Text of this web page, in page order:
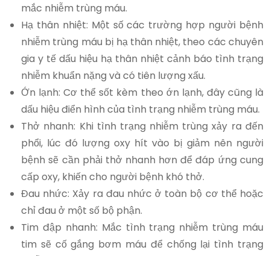
mắc nhiễm trùng máu.
Hạ thân nhiệt: Một số các trường hợp người bệnh
nhiễm trùng máu bị hạ thân nhiệt, theo các chuyên
gia y tế dấu hiệu hạ thân nhiệt cảnh báo tình trạng
nhiễm khuẩn nặng và có tiên lượng xấu.
Ớn lạnh: Cơ thể sốt kèm theo ớn lạnh, đây cũng là
dấu hiệu điển hình của tình trạng nhiễm trùng máu.
Thở nhanh: Khi tình trạng nhiễm trùng xảy ra đến
phổi, lúc đó lượng oxy hít vào bị giảm nên người
bệnh sẽ cần phải thở nhanh hơn để đáp ứng cung
cấp oxy, khiến cho người bệnh khó thở.
Đau nhức: Xảy ra đau nhức ở toàn bộ cơ thể hoặc
chỉ đau ở một số bộ phận.
Tim đập nhanh: Mắc tình trạng nhiễm trùng máu
tim sẽ cố gắng bơm máu để chống lại tình trạng